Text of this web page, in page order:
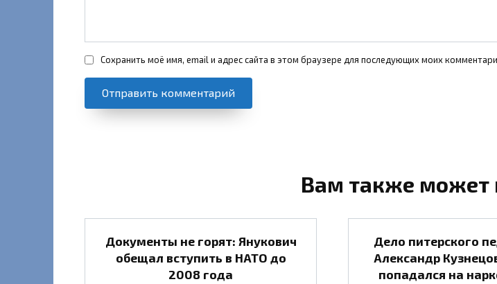
Сохранить моё имя, email и адрес сайта в этом браузере для последующих моих
Вам также может
Документы не горят: Янукович
обещал вступить в НАТО до
2008 года
Дело питерского
Александр
попадался на